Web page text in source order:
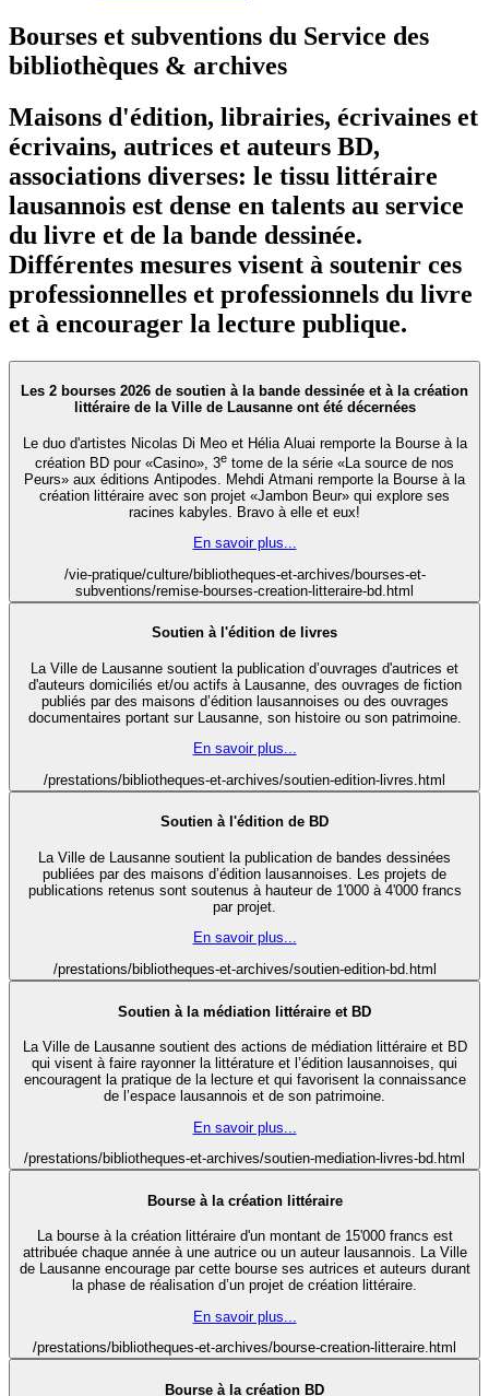
Bourses et subventions du Service des
bibliothèques & archives
Maisons d'édition, librairies, écrivaines et
écrivains, autrices et auteurs BD,
associations diverses: le tissu littéraire
lausannois est dense en talents au service
du livre et de la bande dessinée.
Différentes mesures visent à soutenir ces
professionnelles et professionnels du livre
et à encourager la lecture publique.
Les 2 bourses 2026 de soutien à la bande dessinée et à la création
littéraire de la Ville de Lausanne ont été décernées
Le duo d'artistes Nicolas Di Meo et Hélia Aluai remporte la Bourse à la
création BD pour «Casino», 3e tome de la série «La source de nos
Peurs» aux éditions Antipodes. Mehdi Atmani remporte la Bourse à la
création littéraire avec son projet «Jambon Beur» qui explore ses
racines kabyles. Bravo à elle et eux!
En savoir plus...
/vie-pratique/culture/bibliotheques-et-archives/bourses-et-
subventions/remise-bourses-creation-litteraire-bd.html
Soutien à l'édition de livres
La Ville de Lausanne soutient la publication d’ouvrages d'autrices et
d'auteurs domiciliés et/ou actifs à Lausanne, des ouvrages de fiction
publiés par des maisons d’édition lausannoises ou des ouvrages
documentaires portant sur Lausanne, son histoire ou son patrimoine.
En savoir plus...
/prestations/bibliotheques-et-archives/soutien-edition-livres.html
Soutien à l'édition de BD
La Ville de Lausanne soutient la publication de bandes dessinées
publiées par des maisons d’édition lausannoises. Les projets de
publications retenus sont soutenus à hauteur de 1'000 à 4'000 francs
par projet.
En savoir plus...
/prestations/bibliotheques-et-archives/soutien-edition-bd.html
Soutien à la médiation littéraire et BD
La Ville de Lausanne soutient des actions de médiation littéraire et BD
qui visent à faire rayonner la littérature et l’édition lausannoises, qui
encouragent la pratique de la lecture et qui favorisent la connaissance
de l’espace lausannois et de son patrimoine.
En savoir plus...
/prestations/bibliotheques-et-archives/soutien-mediation-livres-bd.html
Bourse à la création littéraire
La bourse à la création littéraire d'un montant de 15'000 francs est
attribuée chaque année à une autrice ou un auteur lausannois. La Ville
de Lausanne encourage par cette bourse ses autrices et auteurs durant
la phase de réalisation d’un projet de création littéraire.
En savoir plus...
/prestations/bibliotheques-et-archives/bourse-creation-litteraire.html
Bourse à la création BD